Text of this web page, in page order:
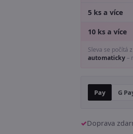
5 ks a více
10 ks a více
Sleva se počítá
automaticky–
Pay G
Doprava